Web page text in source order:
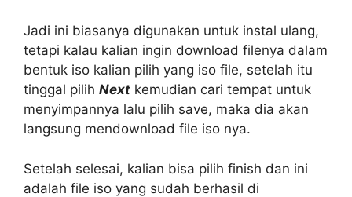
Jadi ini biasanya digunakan untuk instal ulang,
tetapi kalau kalian ingin download filenya dalam
bentuk iso kalian pilih yang iso file, setelah itu
tinggal pilih Next kemudian cari tempat untuk
menyimpannya lalu pilih save, maka dia akan
langsung mendownload file iso nya.
Setelah selesai, kalian bisa pilih finish dan ini
adalah file iso yang sudah berhasil di